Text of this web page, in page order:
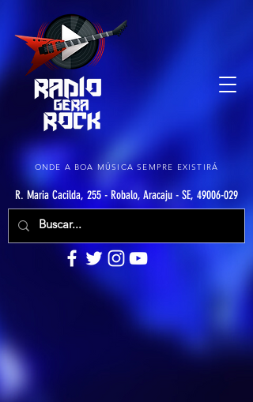
ONDE A BOA MÚSICA SEMPRE EXISTIRÁ
R. Maria Cacilda, 255 - Robalo, Aracaju - SE, 49006-029